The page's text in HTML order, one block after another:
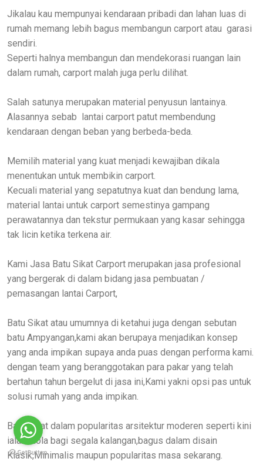
Jikalau kau mempunyai kendaraan pribadi dan lahan luas di
rumah memang lebih bagus membangun carport atau garasi
sendiri.
Seperti halnya membangun dan mendekorasi ruangan lain
dalam rumah, carport malah juga perlu dilihat.
Salah satunya merupakan material penyusun lantainya.
Alasannya sebab lantai carport patut membendung
kendaraan dengan beban yang berbeda-beda.
Memilih material yang kuat menjadi kewajiban dikala
menentukan untuk membikin carport.
Kecuali material yang sepatutnya kuat dan bendung lama,
material lantai untuk carport semestinya gampang
perawatannya dan tekstur permukaan yang kasar sehingga
tak licin ketika terkena air.
Kami Jasa Batu Sikat Carport merupakan jasa profesional
yang bergerak di dalam bidang jasa pembuatan /
pemasangan lantai Carport,
Batu Sikat atau umumnya di ketahui juga dengan sebutan
batu Ampyangan,kami akan berupaya menjadikan konsep
yang anda impikan supaya anda puas dengan performa kami.
dengan team yang beranggotakan para pakar yang telah
bertahun tahun bergelut di jasa ini,Kami yakni opsi pas untuk
solusi rumah yang anda impikan.
Batu Sikat dalam popularitas arsitektur moderen seperti kini
ialah idola bagi segala kalangan,bagus dalam disain
Klasik,Minimalis maupun popularitas masa sekarang.